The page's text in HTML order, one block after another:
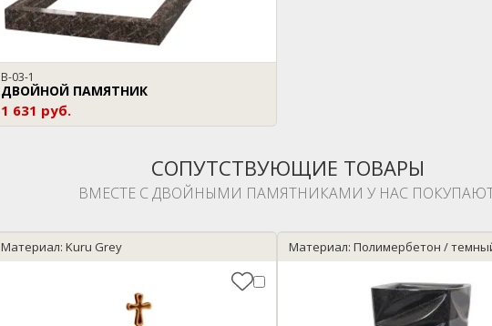
B-03-1
ДВОЙНОЙ ПАМЯТНИК
1 631 руб.
СОПУТСТВУЮЩИЕ ТОВАРЫ
ВМЕСТЕ С ДВОЙНЫМИ ПАМЯТНИКАМИ У НАС
Материал: Kuru Grey Материал: Полимербетон /